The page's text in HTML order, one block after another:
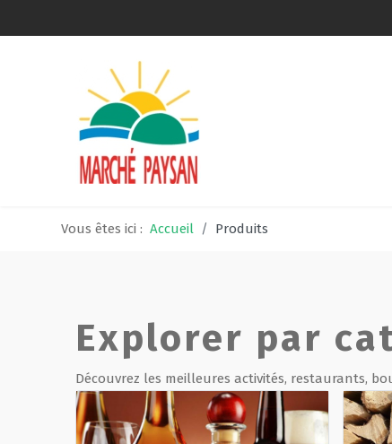
Vous êtes ici : Accueil Produits
Explorer par
Découvrez les meilleures activités, restaurants,
Qui sommes-nous ?
Le matériel membres
Revue de presse
Guide de la vente directe